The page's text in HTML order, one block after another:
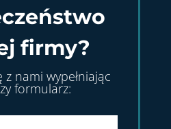
firmy?
nami wypełniając
formularz: